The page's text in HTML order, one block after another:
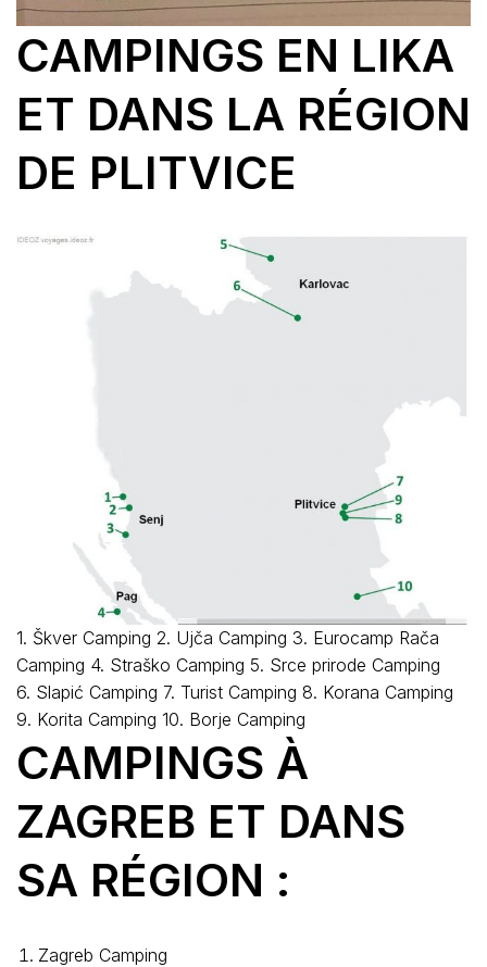
CAMPINGS EN LIKA
ET DANS LA RÉGION
DE PLITVICE
1. Škver Camping 2. Ujča Camping 3. Eurocamp Rača
Camping 4. Straško Camping 5. Srce prirode Camping
6. Slapić Camping 7. Turist Camping 8. Korana Camping
9. Korita Camping 10. Borje Camping
CAMPINGS À
ZAGREB ET DANS
SA RÉGION :
Zagreb Camping